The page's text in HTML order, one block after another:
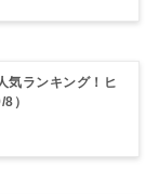
気ランキング！ヒ
）